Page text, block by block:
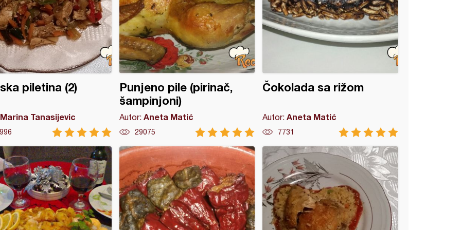
piletina (2)
Marina Tanasijevic
Punjeno pile (pirinač,
šampinjoni)
Autor: Aneta Matić
29075
Čokolada sa rižom
Autor:Aneta Matić
7731